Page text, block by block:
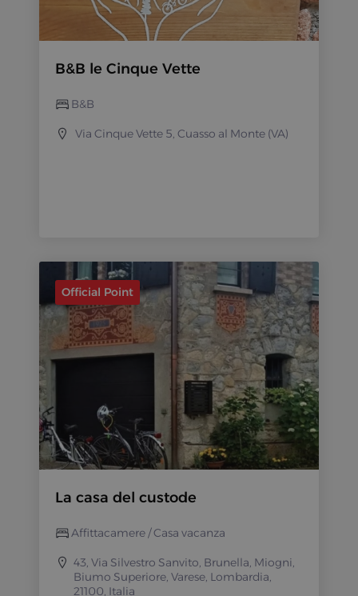
B&B le Cinque Vette
B&B
Via Cinque Vette 5, Cuasso al Monte (VA)
Official Point
La casa del custode
Affittacamere / Casa vacanza
43, Via Silvestro Sanvito, Brunella, Miogni,
Biumo Superiore, Varese, Lombardia,
21100, Italia